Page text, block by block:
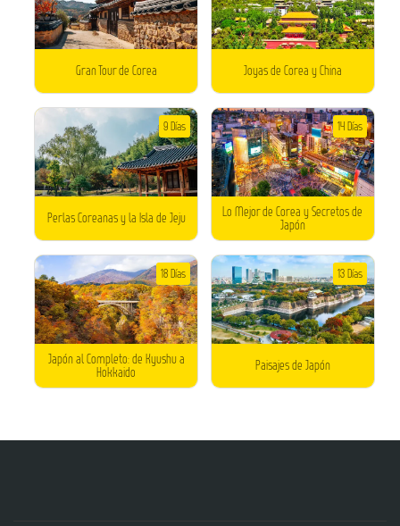
Gran Tour de Corea Joyas de Corea y China
Perlas Coreanas y la Isla de Jeju
9 Días
Lo Mejor de Corea y Secretos de
Japón
14 Días
Japón al Completo: de Kyushu a
Hokkaido
18 Días
Paisajes de Japón
13 Días